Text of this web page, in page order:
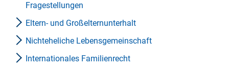
Fragestellungen
Eltern- und Großelternunterhalt
Nichteheliche Lebensgemeinschaft
Internationales Familienrecht